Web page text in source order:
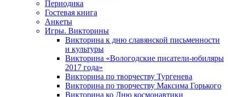
Периодика
Гостевая книга
Анкеты
Игры. Викторины
Викторина к дню славянской письменности
и культуры
Викторина «Вологодские писатели-юбиляры
2017 года»
Викторина по творчеству Тургенева
Викторина по творчеству Максима Горького
Викторина ко Дню космонавтики